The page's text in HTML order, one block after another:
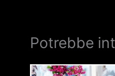
Potrebbe